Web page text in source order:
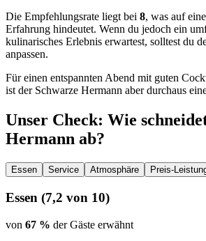
Die Empfehlungsrate liegt bei 8, was auf
Erfahrung hindeutet. Wenn du jedoch ein
kulinarisches Erlebnis erwartest, solltest du
anpassen.
Für einen entspannten Abend mit guten
ist der Schwarze Hermann aber durchaus
Unser Check: Wie
Hermann ab?
Essen Service Atmosphäre Preis-
Essen (7,2 von 10)
von 67 % der Gäste erwähnt